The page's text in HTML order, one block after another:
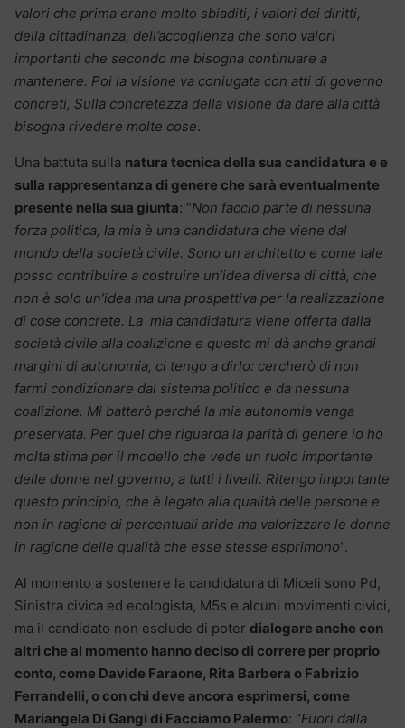
valori che prima erano molto sbiaditi, i valori dei diritti,
della cittadinanza, dell’accoglienza che sono valori
importanti che secondo me bisogna continuare a
mantenere. Poi la visione va coniugata con atti di governo
concreti, Sulla concretezza della visione da dare alla città
bisogna rivedere molte cose.
Una battuta sulla natura tecnica della sua candidatura e e
sulla rappresentanza di genere che sarà eventualmente
presente nella sua giunta: “Non faccio parte di nessuna
forza politica, la mia è una candidatura che viene dal
mondo della società civile. Sono un architetto e come tale
posso contribuire a costruire un’idea diversa di città, che
non è solo un’idea ma una prospettiva per la realizzazione
di cose concrete. La mia candidatura viene offerta dalla
società civile alla coalizione e questo mi dà anche grandi
margini di autonomia, ci tengo a dirlo: cercherò di non
farmi condizionare dal sistema politico e da nessuna
coalizione. Mi batterò perché la mia autonomia venga
preservata. Per quel che riguarda la parità di genere io ho
molta stima per il modello che vede un ruolo importante
delle donne nel governo, a tutti i livelli. Ritengo importante
questo principio, che è legato alla qualità delle persone e
non in ragione di percentuali aride ma valorizzare le donne
in ragione delle qualità che esse stesse esprimono“.
Al momento a sostenere la candidatura di Miceli sono Pd,
Sinistra civica ed ecologista, M5s e alcuni movimenti civici,
ma il candidato non esclude di poter dialogare anche con
altri che al momento hanno deciso di correre per proprio
conto, come Davide Faraone, Rita Barbera o Fabrizio
Ferrandelli, o con chi deve ancora esprimersi, come
Mariangela Di Gangi di Facciamo Palermo: “Fuori dalla